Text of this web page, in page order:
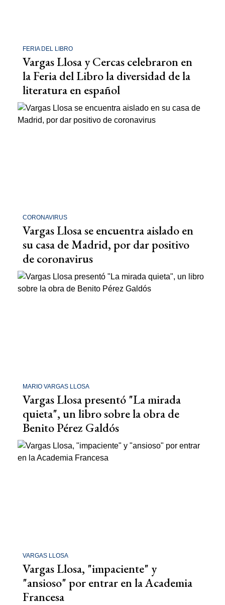
FERIA DEL LIBRO
Vargas Llosa y Cercas celebraron en
la Feria del Libro la diversidad de la
literatura en español
CORONAVIRUS
Vargas Llosa se encuentra aislado en
su casa de Madrid, por dar positivo
de coronavirus
MARIO VARGAS LLOSA
Vargas Llosa presentó "La mirada
quieta", un libro sobre la obra de
Benito Pérez Galdós
VARGAS LLOSA
Vargas Llosa, "impaciente" y
"ansioso" por entrar en la Academia
Francesa